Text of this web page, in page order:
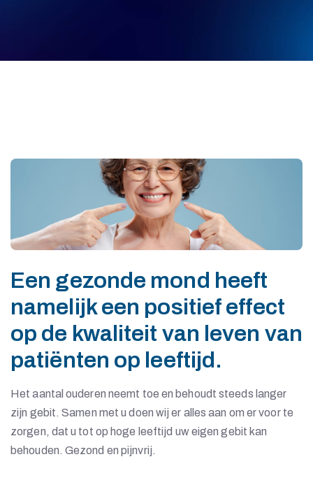
Een gezonde mond heeft
namelijk een positief effect
op de kwaliteit van leven van
patiënten op leeftijd.
Het aantal ouderen neemt toe en behoudt steeds langer
zijn gebit. Samen met u doen wij er alles aan om er voor te
zorgen, dat u tot op hoge leeftijd uw eigen gebit kan
behouden. Gezond en pijnvrij.